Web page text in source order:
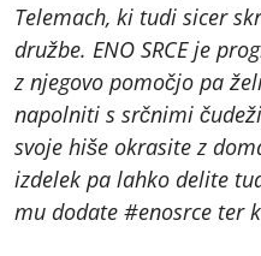
Telemach, ki tudi sicer
družbe. ENO SRCE je
z njegovo pomočjo pa
napolniti s srčnimi
svoje hiše okrasite z
izdelek pa lahko delite
mu dodate #enosrce ter